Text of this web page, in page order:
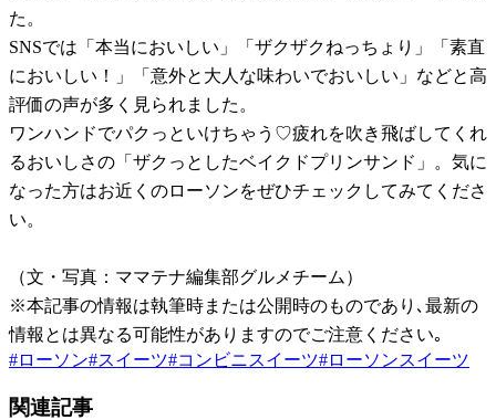
た。
SNSでは「本当においしい」「ザクザクねっちょり」「素直
においしい！」「意外と大人な味わいでおいしい」などと高
評価の声が多く見られました。
ワンハンドでパクっといけちゃう♡疲れを吹き飛ばしてくれ
るおいしさの「ザクっとしたベイクドプリンサンド」。気に
なった方はお近くのローソンをぜひチェックしてみてくださ
い。
（文・写真：ママテナ編集部グルメチーム）
※本記事の情報は執筆時または公開時のものであり､最新の
情報とは異なる可能性がありますのでご注意ください｡
#ローソン#スイーツ#コンビニスイーツ#ローソンスイーツ
関連記事